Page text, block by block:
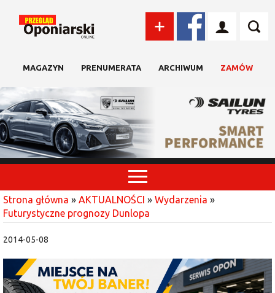
MAGAZYN PRENUMERATA ARCHIWUM ZAMÓW
Strona główna » AKTUALNOŚCI » Wydarzenia »
Futurystyczne prognozy Dunlopa
2014-05-08